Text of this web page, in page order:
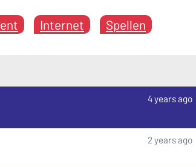
Internet Spellen
4 years ago
2 years ago